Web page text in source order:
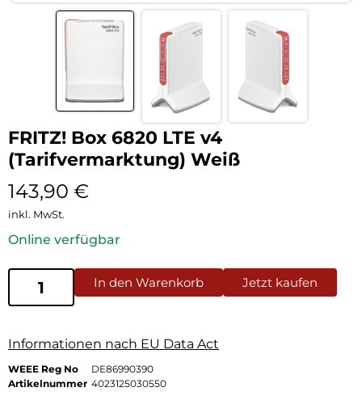
FRITZ! Box 6820 LTE v4
(Tarifvermarktung) Weiß
143,90 €
inkl. MwSt.
Online verfügbar
In den Warenkorb Jetzt kaufen
Informationen nach EU Data Act
WEEE Reg No
DE86990390
Artikelnummer 4023125030550